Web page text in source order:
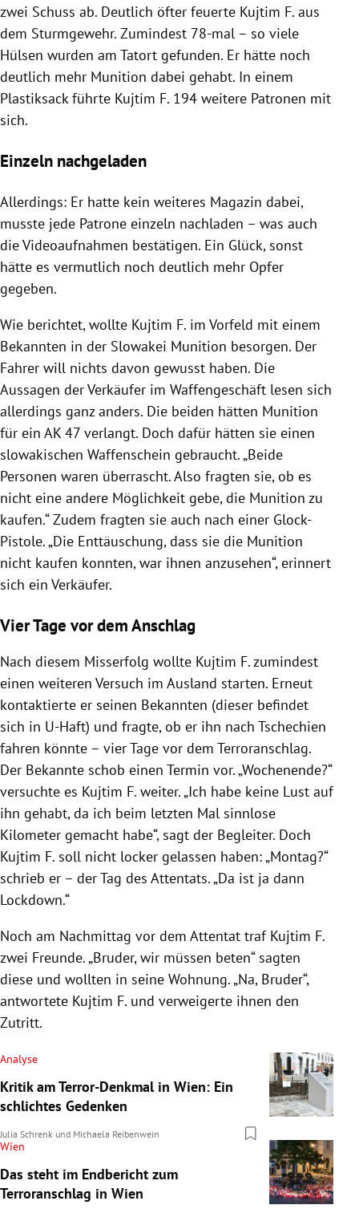
zwei Schuss ab. Deutlich öfter feuerte Kujtim F. aus
dem Sturmgewehr. Zumindest 78-mal – so viele
Hülsen wurden am Tatort gefunden. Er hätte noch
deutlich mehr Munition dabei gehabt. In einem
Plastiksack führte Kujtim F. 194 weitere Patronen mit
sich.
Einzeln nachgeladen
Allerdings: Er hatte kein weiteres Magazin dabei,
musste jede Patrone einzeln nachladen – was auch
die Videoaufnahmen bestätigen. Ein Glück, sonst
hätte es vermutlich noch deutlich mehr Opfer
gegeben.
Wie berichtet, wollte Kujtim F. im Vorfeld mit einem
Bekannten in der Slowakei Munition besorgen. Der
Fahrer will nichts davon gewusst haben. Die
Aussagen der Verkäufer im Waffengeschäft lesen sich
allerdings ganz anders. Die beiden hätten Munition
für ein AK 47 verlangt. Doch dafür hätten sie einen
slowakischen Waffenschein gebraucht. „Beide
Personen waren überrascht. Also fragten sie, ob es
nicht eine andere Möglichkeit gebe, die Munition zu
kaufen.“ Zudem fragten sie auch nach einer Glock-
Pistole. „Die Enttäuschung, dass sie die Munition
nicht kaufen konnten, war ihnen anzusehen“, erinnert
sich ein Verkäufer.
Vier Tage vor dem Anschlag
Nach diesem Misserfolg wollte Kujtim F. zumindest
einen weiteren Versuch im Ausland starten. Erneut
kontaktierte er seinen Bekannten (dieser befindet
sich in U-Haft) und fragte, ob er ihn nach Tschechien
fahren könnte – vier Tage vor dem Terroranschlag.
Der Bekannte schob einen Termin vor. „Wochenende?“
versuchte es Kujtim F. weiter. „Ich habe keine Lust auf
ihn gehabt, da ich beim letzten Mal sinnlose
Kilometer gemacht habe“, sagt der Begleiter. Doch
Kujtim F. soll nicht locker gelassen haben: „Montag?“
schrieb er – der Tag des Attentats. „Da ist ja dann
Lockdown.“
Noch am Nachmittag vor dem Attentat traf Kujtim F.
zwei Freunde. „Bruder, wir müssen beten“ sagten
diese und wollten in seine Wohnung. „Na, Bruder“,
antwortete Kujtim F. und verweigerte ihnen den
Zutritt.
Analyse
Kritik am Terror-Denkmal in Wien: Ein
schlichtes Gedenken
Julia Schrenk und Michaela Reibenwein
Wien
Das steht im Endbericht zum
Terroranschlag in Wien